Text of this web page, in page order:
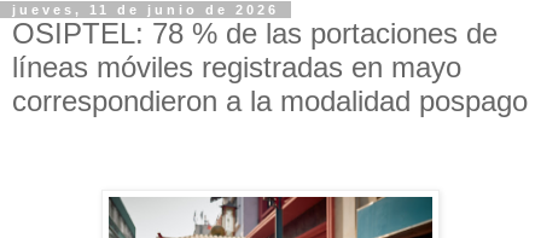
jueves, 11 de junio de 2026
OSIPTEL: 78 % de las portaciones de
líneas móviles registradas en mayo
correspondieron a la modalidad pospago